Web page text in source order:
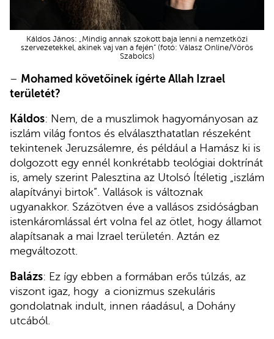
Káldos János: „Mindig annak szokott baja lenni a nemzetközi
szervezetekkel, akinek vaj van a fején” (fotó: Válasz Online/Vörös
Szabolcs)
– Mohamed követőinek ígérte Allah Izrael
területét?
Káldos: Nem, de a muszlimok hagyományosan az
iszlám világ fontos és elválaszthatatlan részeként
tekintenek Jeruzsálemre, és például a Hamász ki is
dolgozott egy ennél konkrétabb teológiai doktrínát
is, amely szerint Palesztina az Utolsó Ítéletig „iszlám
alapítványi birtok”. Vallások is változnak
ugyanakkor. Százötven éve a vallásos zsidóságban
istenkáromlással ért volna fel az ötlet, hogy államot
alapítsanak a mai Izrael területén. Aztán ez
megváltozott.
Balázs: Ez így ebben a formában erős túlzás, az
viszont igaz, hogy a cionizmus szekuláris
gondolatnak indult, innen ráadásul, a Dohány
utcából.